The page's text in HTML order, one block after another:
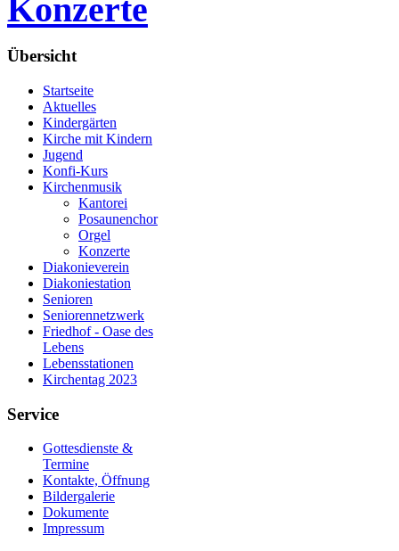
Konzerte
Übersicht
Startseite
Aktuelles
Kindergärten
Kirche mit Kindern
Jugend
Konfi-Kurs
Kirchenmusik
Kantorei
Posaunenchor
Orgel
Konzerte
Diakonieverein
Diakoniestation
Senioren
Seniorennetzwerk
Friedhof - Oase des
Lebens
Lebensstationen
Kirchentag 2023
Service
Gottesdienste &
Termine
Kontakte, Öffnung
Bildergalerie
Dokumente
Impressum